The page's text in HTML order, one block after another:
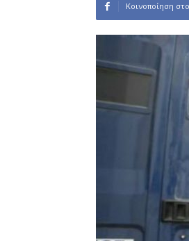
Κοινοποίηση